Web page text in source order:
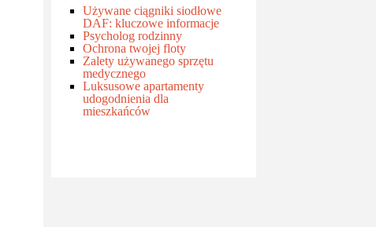
Używane ciągniki siodłowe
DAF: kluczowe informacje
Psycholog rodzinny
Ochrona twojej floty
Zalety używanego sprzętu
medycznego
Luksusowe apartamenty
udogodnienia dla
mieszkańców